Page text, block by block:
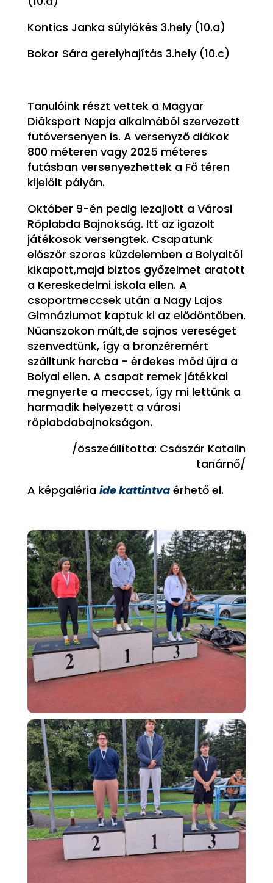
Kontics Janka súlylökés 3.hely (10.a)
Bokor Sára gerelyhajítás 3.hely (10.c)
Tanulóink részt vettek a Magyar
Diáksport Napja alkalmából szervezett
futóversenyen is. A versenyző diákok
800 méteren vagy 2025 méteres
futásban versenyezhettek a Fő téren
kijelölt pályán.
Október 9-én pedig lezajlott a Városi
Röplabda Bajnokság. Itt az igazolt
játékosok versengtek. Csapatunk
először szoros küzdelemben a Bolyaitól
kikapott,majd biztos győzelmet aratott
a Kereskedelmi iskola ellen. A
csoportmeccsek után a Nagy Lajos
Gimnáziumot kaptuk ki az elődöntőben.
Nüanszokon múlt,de sajnos vereséget
szenvedtünk, így a bronzéremért
szálltunk harcba - érdekes mód újra a
Bolyai ellen. A csapat remek játékkal
megnyerte a meccset, így mi lettünk a
harmadik helyezett a városi
röplabdabajnokságon.
/összeállította: Császár Katalin
tanárnő/
A képgaléria ide kattintvaérhető el.